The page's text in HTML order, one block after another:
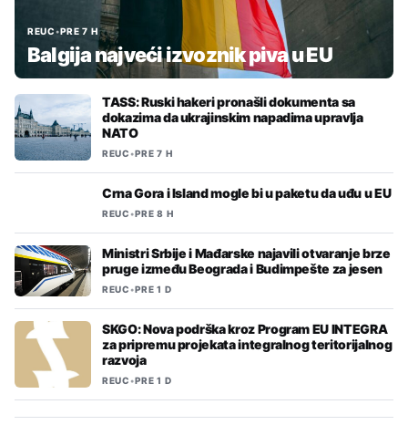
REUC•PRE 7 H
Balgija najveći izvoznik piva u EU
TASS: Ruski hakeri pronašli dokumenta sa
dokazima da ukrajinskim napadima upravlja
NATO
REUC•PRE 7 H
Crna Gora i Island mogle bi u paketu da uđu u EU
REUC•PRE 8 H
Ministri Srbije i Mađarske najavili otvaranje brze
pruge između Beograda i Budimpešte za jesen
REUC•PRE 1 D
SKGO: Nova podrška kroz Program EU INTEGRA
za pripremu projekata integralnog teritorijalnog
razvoja
REUC•PRE 1 D